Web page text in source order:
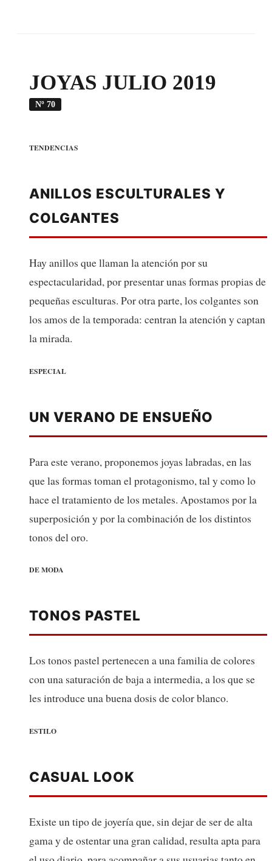
JOYAS JULIO 2019
Nº 70
TENDENCIAS
ANILLOS ESCULTURALES Y
COLGANTES
Hay anillos que llaman la atención por su
espectacularidad, por presentar unas formas propias de
pequeñas esculturas. Por otra parte, los colgantes son
los amos de la temporada: centran la atención y captan
la mirada.
ESPECIAL
UN VERANO DE ENSUEÑO
Para este verano, proponemos joyas labradas, en las
que las formas toman el protagonismo, tal y como lo
hace el tratamiento de los metales. Apostamos por la
superposición y por la combinación de los distintos
tonos del oro.
DE MODA
TONOS PASTEL
Los tonos pastel pertenecen a una familia de colores
con una saturación de baja a intermedia, a los que se
les introduce una buena dosis de color blanco.
ESTILO
CASUAL LOOK
Existe un tipo de joyería que, sin dejar de ser de alta
gama y de ostentar una gran calidad, resulta apta para